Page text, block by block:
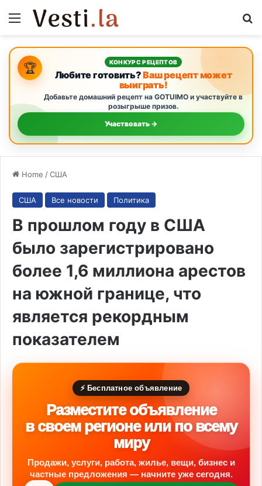
Menu
🏆 КОНКУРС РЕЦЕПТОВ
Любите готовить?Ваш рецепт может
выиграть!
Добавьте домашний рецепт на GOTUIMO и участвуйте в
розыгрыше призов.
Участвовать →
Home /США
США Все новости Политика
В прошлом году в США
было зарегистрировано
более 1,6 миллиона арестов
на южной границе, что
является рекордным
показателем
⚡ Бесплатное объявление
Разместите объявление
в своем регионе или по всему
миру
Продажи, услуги, работа, жилье, вещи, бизнес и
частные предложения — начните уже сегодня.